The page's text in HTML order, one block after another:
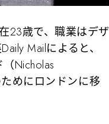
23歳で、職業はデザ
Mailによると、
Nicholas
めにロンドンに移